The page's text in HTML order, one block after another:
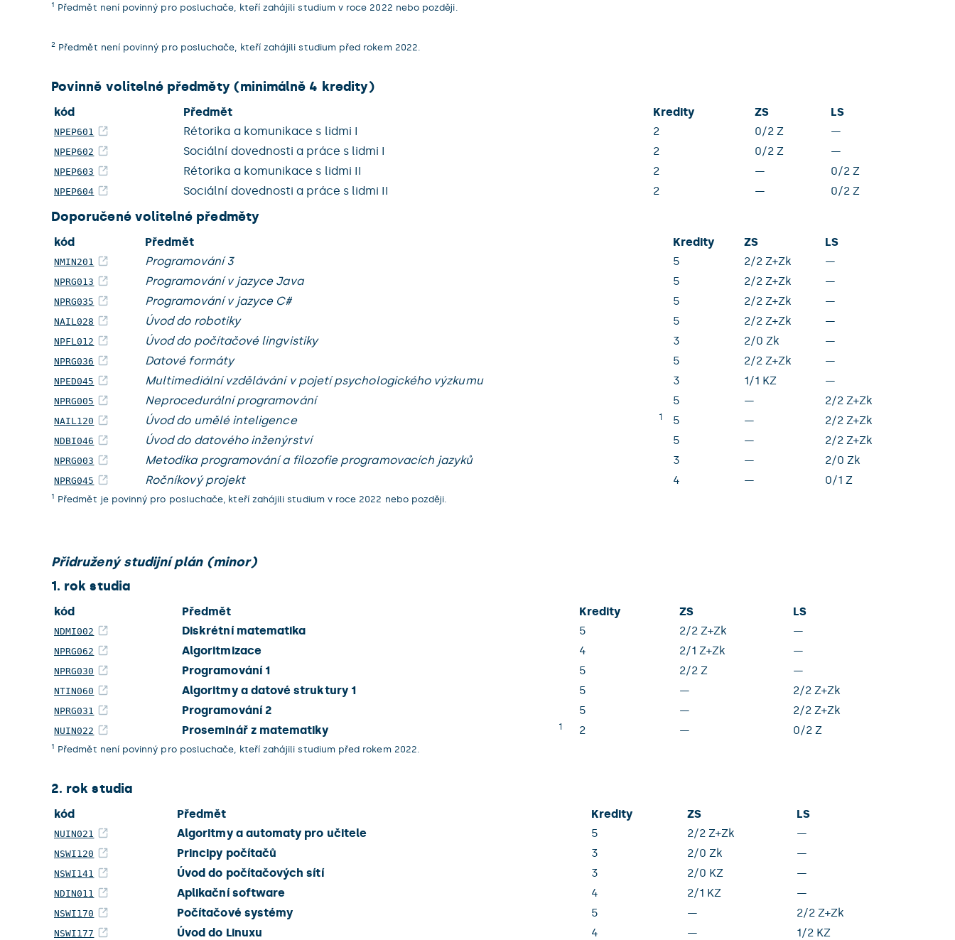
1 Předmět není povinný pro posluchače, kteří zahájili studium v roce 2022 nebo později.
2 Předmět není povinný pro posluchače, kteří zahájili studium před rokem 2022.
Povinně volitelné předměty (minimálně 4 kredity)
kód Předmět Kredity ZS LS
NPEP601 Rétorika a komunikace s lidmi I 2 0/2 Z —
NPEP602 Sociální dovednosti a práce s lidmi I 2 0/2 Z —
NPEP603 Rétorika a komunikace s lidmi II 2 — 0/2 Z
NPEP604 Sociální dovednosti a práce s lidmi II 2 — 0/2 Z
Doporučené volitelné předměty
kód Předmět Kredity ZS LS
NMIN201 Programování 3 5 2/2 Z+Zk —
NPRG013 Programování v jazyce Java 5 2/2 Z+Zk —
NPRG035 Programování v jazyce C# 5 2/2 Z+Zk —
NAIL028 Úvod do robotiky 5 2/2 Z+Zk —
NPFL012 Úvod do počítačové lingvistiky 3 2/0 Zk —
NPRG036 Datové formáty 5 2/2 Z+Zk —
NPED045 Multimediální vzdělávání v pojetí psychologického výzkumu 3 1/1 KZ —
NPRG005 Neprocedurální programování 5 — 2/2 Z+Zk
NAIL120 Úvod do umělé inteligence 1 5 — 2/2 Z+Zk
NDBI046 Úvod do datového inženýrství 5 — 2/2 Z+Zk
NPRG003 Metodika programování a filozofie programovacích jazyků 3 — 2/0 Zk
NPRG045 Ročníkový projekt 4 — 0/1 Z
1 Předmět je povinný pro posluchače, kteří zahájili studium v roce 2022 nebo později.
Přidružený studijní plán (minor)
1. rok studia
kód Předmět Kredity ZS LS
NDMI002 Diskrétní matematika 5 2/2 Z+Zk —
NPRG062 Algoritmizace 4 2/1 Z+Zk —
NPRG030 Programování 1 5 2/2 Z —
NTIN060 Algoritmy a datové struktury 1 5 — 2/2 Z+Zk
NPRG031 Programování 2 5 — 2/2 Z+Zk
NUIN022 Proseminář z matematiky 1 2 — 0/2 Z
1 Předmět není povinný pro posluchače, kteří zahájili studium před rokem 2022.
2. rok studia
kód Předmět Kredity ZS LS
NUIN021 Algoritmy a automaty pro učitele 5 2/2 Z+Zk —
NSWI120 Principy počítačů 3 2/0 Zk —
NSWI141 Úvod do počítačových sítí 3 2/0 KZ —
NDIN011 Aplikační software 4 2/1 KZ —
NSWI170 Počítačové systémy 5 — 2/2 Z+Zk
NSWI177 Úvod do Linuxu 4 — 1/2 KZ